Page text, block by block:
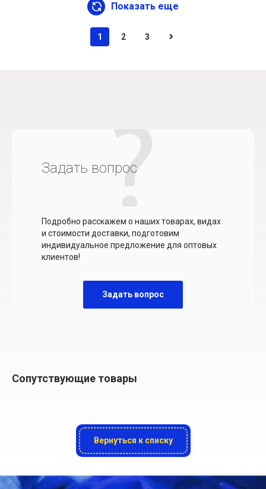
Показать еще
1 2 3
Задать вопрос
Подробно расскажем о наших товарах, видах
и стоимости доставки, подготовим
индивидуальное предложение для оптовых
клиентов!
Задать вопрос
Сопутствующие товары
Вернуться к списку